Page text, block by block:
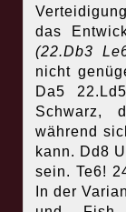
das
(22.Db3
nicht
Da5
Schwarz,
während
kann. Dd8
sein. Te6!
In der